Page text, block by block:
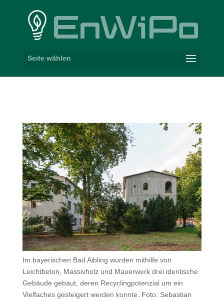
Seite wählen
Im bayerischen Bad Aibling wurden mithilfe von
Leichtbeton, Massivholz und Mauerwerk drei identische
Gebäude gebaut, deren Recyclingpotenzial um ein
Vielfaches gesteigert werden konnte. Foto: Sebastian